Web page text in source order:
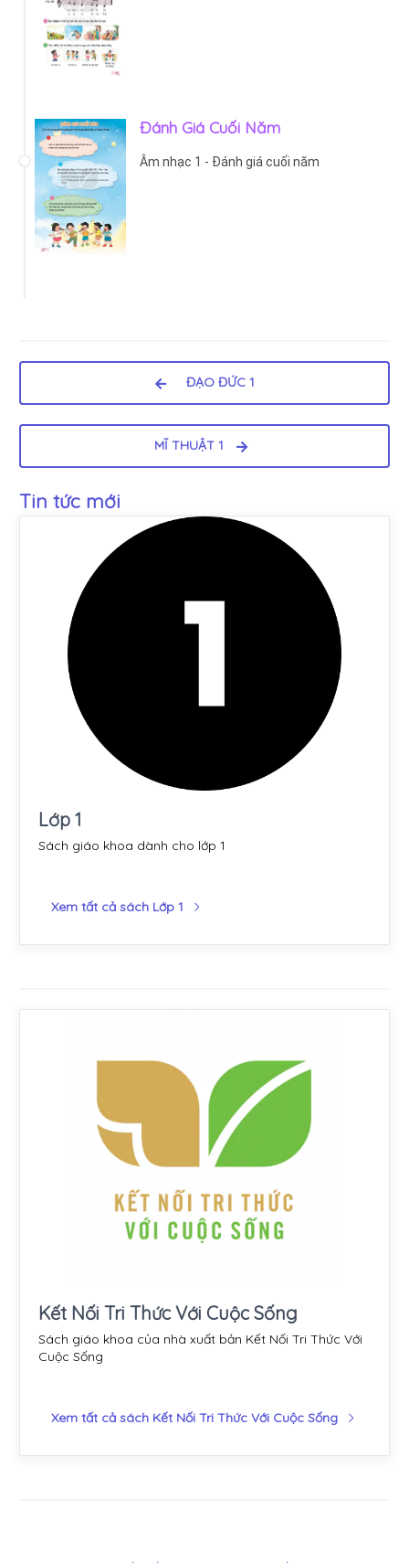
Đánh Giá Cuối Năm
Âm nhạc 1 - Đánh giá cuối năm
ĐẠO ĐỨC 1
MĨ THUẬT 1
Tin tức mới
Lớp 1
Sách giáo khoa dành cho lớp 1
Xem tất cả sách Lớp 1
Kết Nối Tri Thức Với Cuộc Sống
Sách giáo khoa của nhà xuất bản Kết Nối Tri Thức Với
Cuộc Sống
Xem tất cả sách Kết Nối Tri Thức Với Cuộc Sống